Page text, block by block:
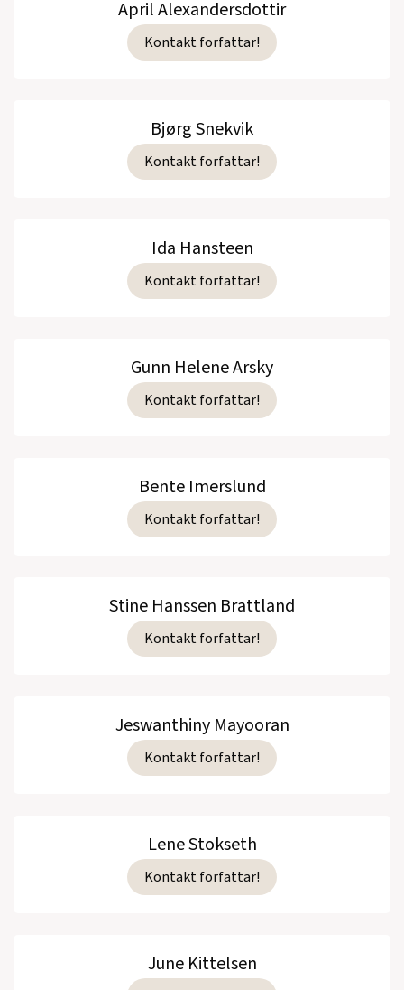
April Alexandersdottir
Kontakt forfattar!
Bjørg Snekvik
Kontakt forfattar!
Ida Hansteen
Kontakt forfattar!
Gunn Helene Arsky
Kontakt forfattar!
Bente Imerslund
Kontakt forfattar!
Stine Hanssen Brattland
Kontakt forfattar!
Jeswanthiny Mayooran
Kontakt forfattar!
Lene Stokseth
Kontakt forfattar!
June Kittelsen